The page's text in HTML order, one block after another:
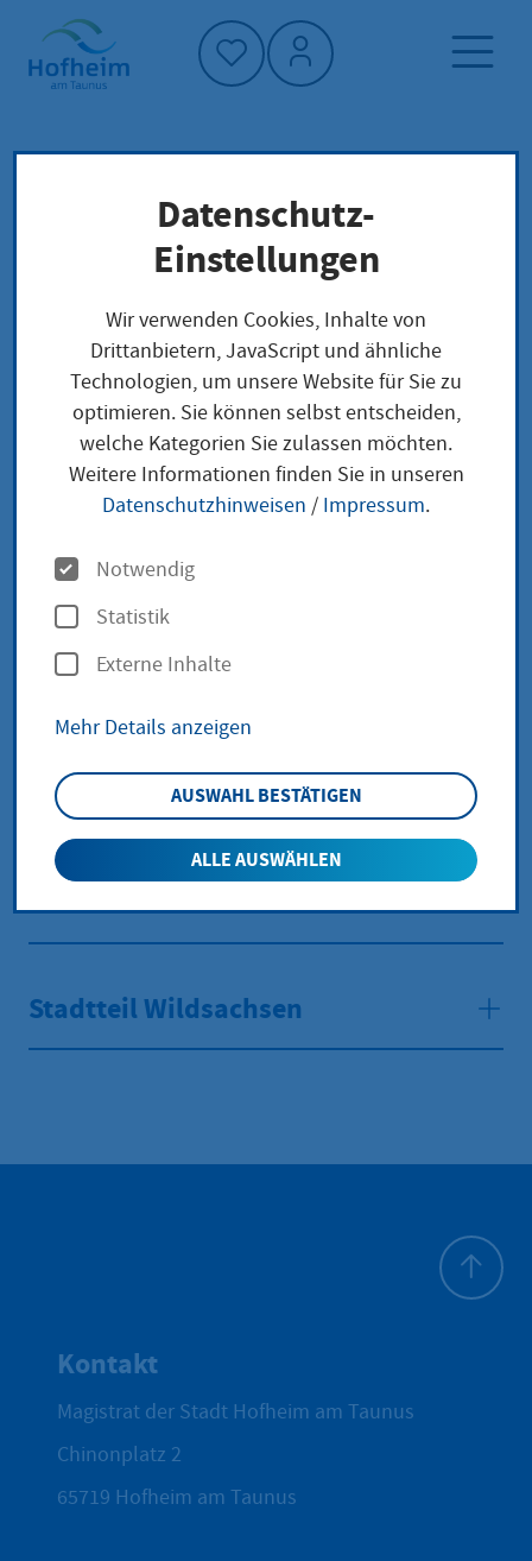
Startseite"
Kultur, Sport und Tourismus
Das ist Hofheim
Stadtteile
Stadtteil Diedenbergen
Stadtteil Langenhain
Stadtteil Marxheim
Stadtteil Wallau
Stadtteil Wildsachsen
Kontakt
Magistrat der Stadt Hofheim am Taunus
Chinonplatz 2
65719 Hofheim am Taunus
Datenschutz-
Einstellungen
Wir verwenden Cookies, Inhalte von
Drittanbietern, JavaScript und ähnliche
Technologien, um unsere Website für Sie zu
optimieren. Sie können selbst entscheiden,
welche Kategorien Sie zulassen möchten.
Weitere Informationen finden Sie in unseren
Datenschutzhinweisen / Impressum.
O
p
t
i
e
n
Notwendig
Statistik
Externe Inhalte
Mehr Details anzeigen
AUSWAHL BESTÄTIGEN
ALLE AUSWÄHLEN